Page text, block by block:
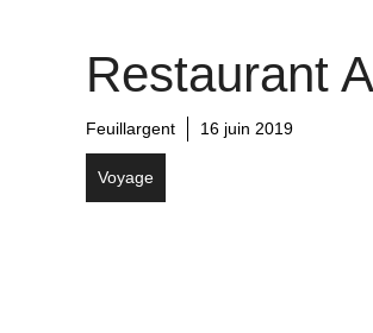
Restaurant
Feuillargent 16 juin 2019
Voyage